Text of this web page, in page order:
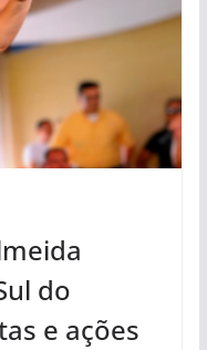
do
e ações